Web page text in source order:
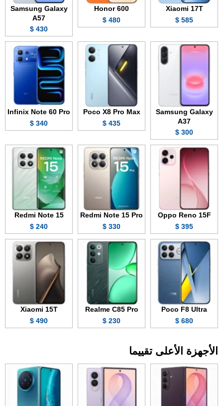
Xiaomi 17T
585 $
Honor 600
480 $
Samsung Galaxy
A57
430 $
Samsung Galaxy
A37
300 $
Poco X8 Pro Max
435 $
Infinix Note 60 Pro
340 $
Oppo Reno 15F
395 $
Redmi Note 15 Pro
330 $
Redmi Note 15
240 $
Poco F8 Ultra
680 $
Realme C85 Pro
230 $
Xiaomi 15T
490 $
الأجهزة الأعلى تقييما